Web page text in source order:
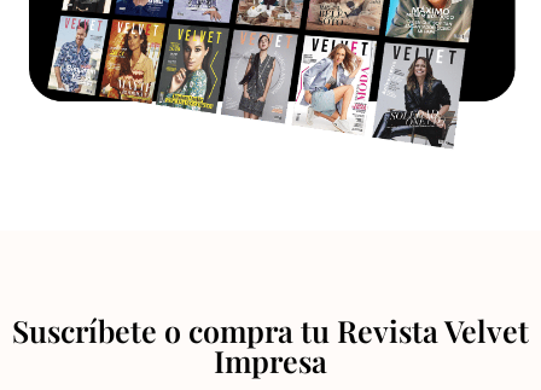
Suscríbete o compra tu Revista Velvet
Impresa